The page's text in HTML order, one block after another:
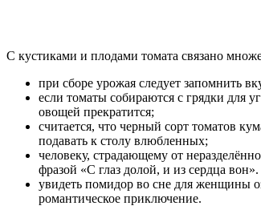
С кустиками и плодами томата связано
при сборе урожая следует запомнить
если томаты собираются с грядки для
овощей прекратится;
считается, что черный сорт томатов
подавать к столу влюбленных;
человеку, страдающему от
фразой «С глаз долой, и из сердца
увидеть помидор во сне для женщины
романтическое приключение.